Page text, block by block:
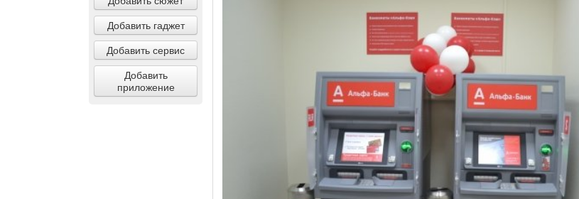
Добавить гаджет
Добавить сервис
Добавить
приложение